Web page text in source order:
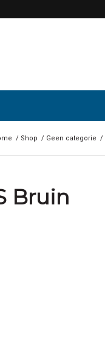
/ Shop / Geen categorie /
Bruin